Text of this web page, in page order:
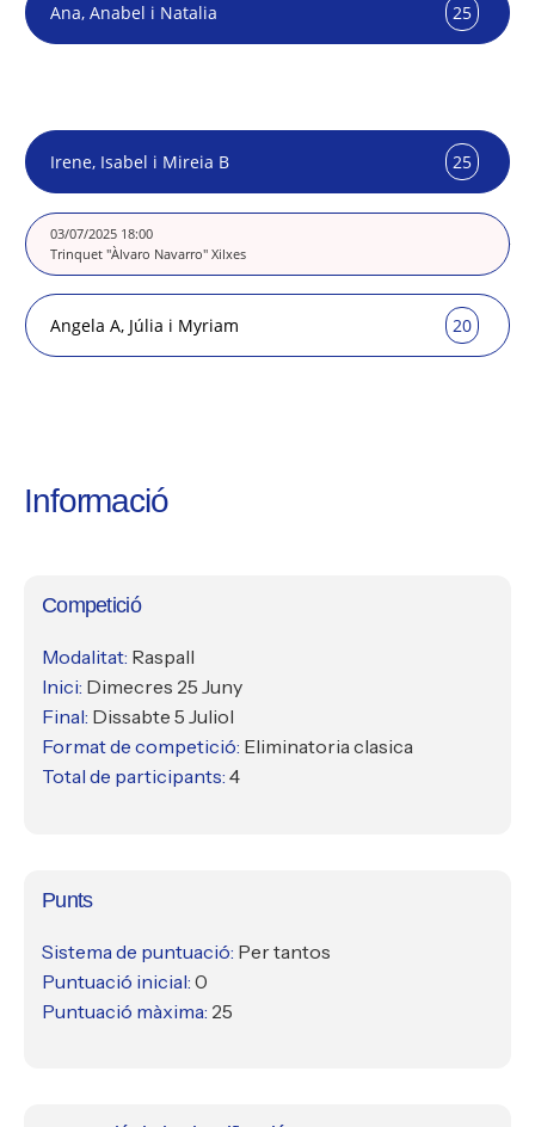
Ana, Anabel i Natalia
25
0
Irene, Isabel i Mireia B
25
20
Angela A, Júlia i Myriam
20
25
03/07/2025 18:00
Trinquet "Àlvaro Navarro" Xilxes
Informació
Competició
Modalitat: Raspall
Inici: Dimecres 25 Juny
Final: Dissabte 5 Juliol
Format de competició: Eliminatoria clasica
Total de participants: 4
Punts
Sistema de puntuació: Per tantos
Puntuació inicial: 0
Puntuació màxima: 25